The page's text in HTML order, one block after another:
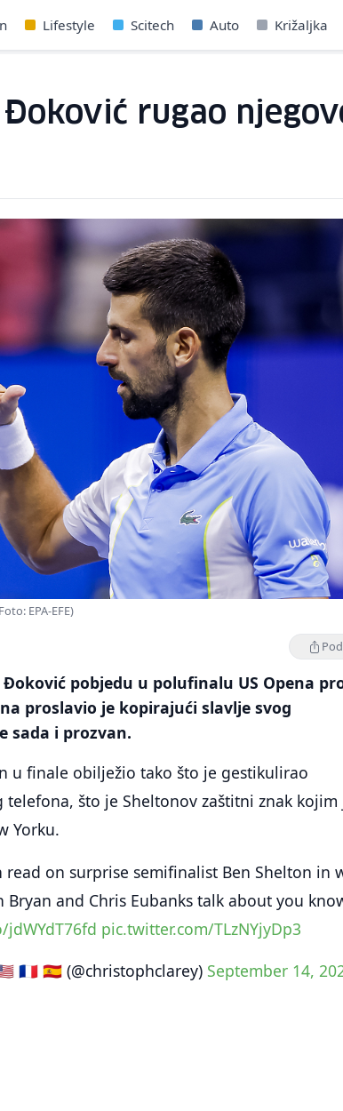
Lifestyle Scitech Auto Križaljka
rugao
EPA-EFE)
pobjedu u polufinalu US Opena
proslavio je kopirajući slavlje svog
sada i prozvan.
u finale obilježio tako što je gestikulirao
telefona, što je Sheltonov zaštitni znak kojim
Yorku.
read on surprise semifinalist Ben Shelton in
Bryan and Chris Eubanks talk about you
pic.twitter.com/TLzNYjyDp3
🇫🇷 🇪🇸 (@christophclarey) September 14,